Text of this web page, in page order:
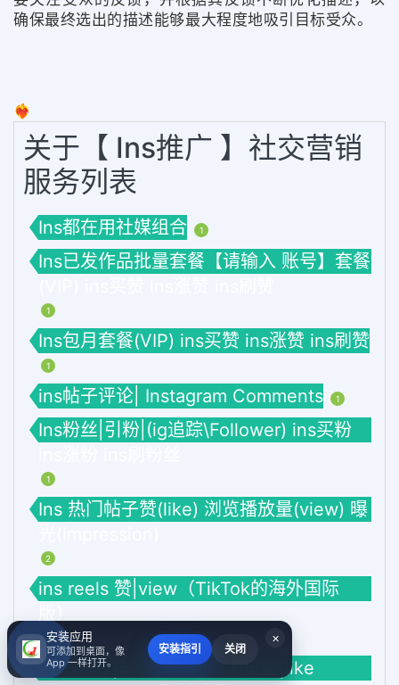
确保最终选出的描述能够最大程度地吸引目标受众。
❤️‍🔥
关于【 Ins推广 】社交营销
服务列表
Ins都在用社媒组合 1
Ins已发作品批量套餐【请输入 账号】套餐
1
Ins包月套餐(VIP) ins买赞 ins涨赞 ins刷赞
1
ins帖子评论| Instagram Comments 1
Ins粉丝|引粉|(ig追踪\Follower) ins买粉
1
Ins 热门帖子赞(like) 浏览播放量(view) 曝
2
ins reels 赞|view（TikTok的海外国际
1
Ins Story|刷ins story的浏览量|like
×
安装应用
可添加到桌面，像
App 一样打开。
安装指引 关闭